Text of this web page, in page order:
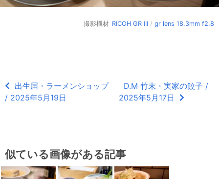
撮影機材 RICOH GR III / gr lens 18.3mm f2.8
出生届・ラーメンショップ
/ 2025年5月19日
D.M 竹末・実家の餃子 /
2025年5月17日
似ている画像がある記事